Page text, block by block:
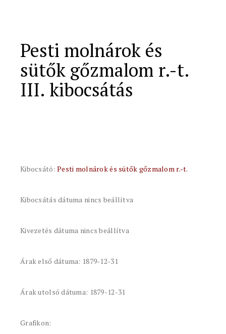
Pesti molnárok és
sütők gőzmalom r.-t.
III. kibocsátás
Kibocsátó:Pesti molnárok és sütők gőzmalom r.-t.
Kibocsátás dátuma nincs beállítva
Kivezetés dátuma nincs beállítva
Árak első dátuma: 1879-12-31
Árak utolsó dátuma: 1879-12-31
Grafikon: